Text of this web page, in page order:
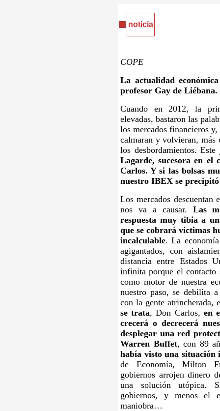
noticia
COPE
La actualidad
profesor Gay de Liébana.
Cuando en 2012, la
elevadas, bastaron las
los mercados financieros
calmaran y volvieran, más
los desbordamientos.
Lagarde, sucesora en el
Carlos. Y si las bolsas
nuestro IBEX se
Los mercados descuentan
nos va a causar. Las
respuesta muy tibia a
que se cobrará víctimas
incalculable. La
agigantados, con
distancia entre Estados
infinita porque el contacto
como motor de nuestra
nuestro paso, se debilita
con la gente atrincherada,
se trata, Don Carlos, en
crecerá o decrecerá
desplegar una red
Warren Buffet, con 89
había visto una situación
de Economía, Milton
gobiernos arrojen dinero
una solución utópica.
gobiernos, y menos el
maniobra…